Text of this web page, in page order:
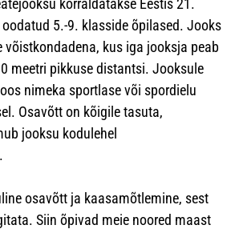
5.-9. klasside õpilased. Jooks
kus iga jooksja peab
meetri pikkuse distantsi. Jooksule
nimeka sportlase või spordielu
Osavõtt on kõigile tasuta,
jooksu kodulehel
.
osavõtt ja kaasamõtlemine, sest
Siin õpivad meie noored maast